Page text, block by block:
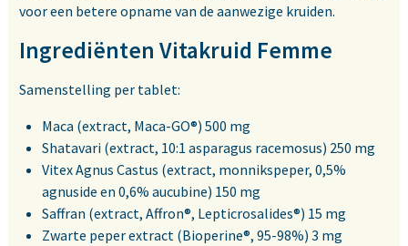
voor een betere opname van de aanwezige kruiden.
Ingrediënten Vitakruid Femme
Samenstelling per tablet:
Maca (extract, Maca-GO®) 500 mg
Shatavari (extract, 10:1 asparagus racemosus) 250 mg
Vitex Agnus Castus (extract, monnikspeper, 0,5%
agnuside en 0,6% aucubine) 150 mg
Saffran (extract, Affron®, Lepticrosalides®) 15 mg
Zwarte peper extract (Bioperine®, 95-98%) 3 mg